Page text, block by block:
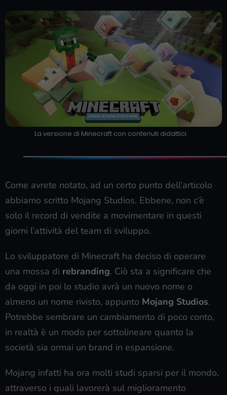
La versione di Minecraft con contenuti didattici.
Come avrete notato, ad un certo punto dell’articolo
abbiamo scritto Mojang Studios. Ebbene, non c’è
solo il record di vendite a movimentare in questi
giorni l’attività del team di sviluppo.
Lo sviluppatore di Minecraft ha deciso di operare
una mossa di rebranding. Ciò sta a significare che
da oggi in poi lo studio avrà un nuovo nome o
almeno un nome rivisto, appunto Mojang Studios.
Potrebbe sembrare un cambiamento di poco conto,
in realtà è un modo per sottolineare quanto la
società sia ormai un brand in espansione.
Mojang infatti ha ora molti studi sparsi per il mondo,
attraverso i quali lavorerà sul miglioramento